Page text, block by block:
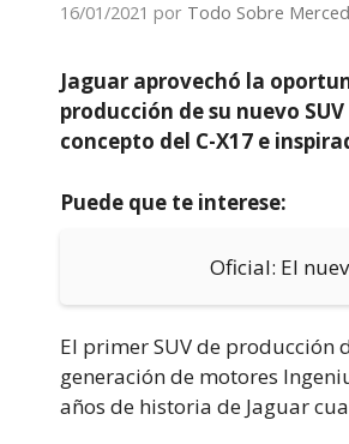
16/01/2021 por Todo Sobre
Jaguar aprovechó la
producción de su nuevo
concepto del C-X17 e
Puede que te interese:
Oficial: El
El primer SUV de producción
generación de motores
años de historia de Jaguar